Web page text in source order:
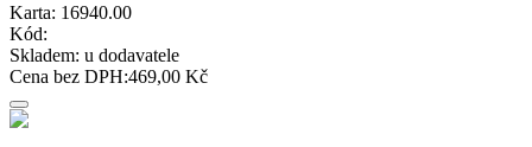
Karta: 16940.00
Kód:
Skladem: u dodavatele
Cena bez DPH:469,00 Kč